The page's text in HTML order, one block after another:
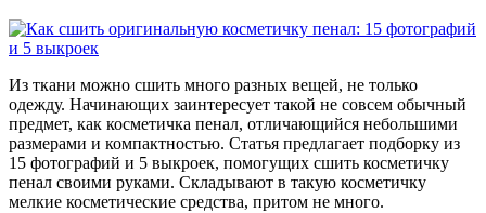
Из ткани можно сшить много разных вещей, не только
одежду. Начинающих заинтересует такой не совсем обычный
предмет, как косметичка пенал, отличающийся небольшими
размерами и компактностью. Статья предлагает подборку из
15 фотографий и 5 выкроек, помогущих сшить косметичку
пенал своими руками. Складывают в такую косметичку
мелкие косметические средства, притом не много.